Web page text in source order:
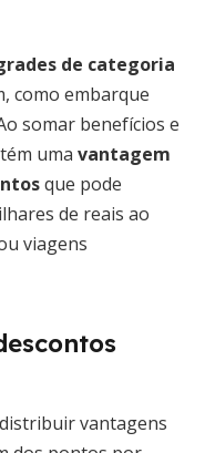
de categoria
como embarque
somar benefícios e
uma vantagem
que pode
de reais ao
viagens
vantagens